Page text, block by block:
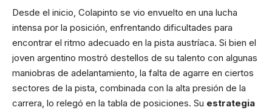
Desde el inicio, Colapinto se vio envuelto en una lucha
intensa por la posición, enfrentando dificultades para
encontrar el ritmo adecuado en la pista austríaca. Si bien el
joven argentino mostró destellos de su talento con algunas
maniobras de adelantamiento, la falta de agarre en ciertos
sectores de la pista, combinada con la alta presión de la
carrera, lo relegó en la tabla de posiciones. Su estrategia